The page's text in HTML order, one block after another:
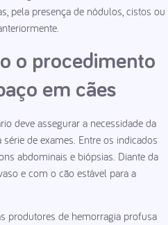
pela presença de nódulos, cistos ou
o procedimento
em cães
deve assegurar a necessidade da
de exames. Entre os indicados
abdominais e biópsias. Diante da
e com o cão estável para a
produtores de hemorragia profusa